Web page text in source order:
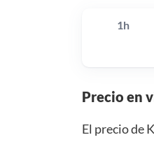
1h
Precio en
El precio de